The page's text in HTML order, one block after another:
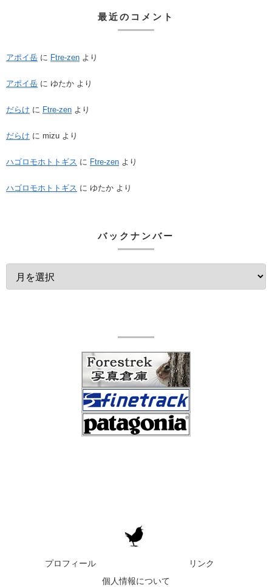
最近のコメント
アポイ岳 に Ftre-zen より
アポイ岳 に ゆたか より
だらけ に Ftre-zen より
だらけ に mizu より
ハゴロモホトトギス に Ftre-zen より
ハゴロモホトトギス に ゆたか より
バックナンバー
プロフィール
リンク
個人情報について